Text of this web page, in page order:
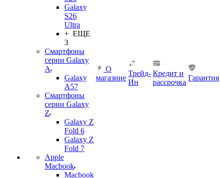
Galaxy
S26
Ultra
+ ЕЩЕ
3
Смартфоны
серии Galaxy
A
Galaxy
A57
Смартфоны
серии Galaxy
Z
Galaxy Z
Fold 6
Galaxy Z
Fold 7
Apple
Macbook
Macbook
О
магазине
Трейд-
Ин
Кредит и
рассрочка
Гарантия